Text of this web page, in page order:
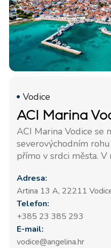
Vodice
ACI Marina
ACI Marina Vodice se
severovýchodním
přímo v srdci města.
středně velkými
oceněním "Turistický
Chorvatsko". Kancelář
třetí kanceláří v řadě
Angelina Yacht
Adresa:
Artina 13 A, 22211
Telefon:
+385 23 385 293
E-mail:
vodice@angelina.hr